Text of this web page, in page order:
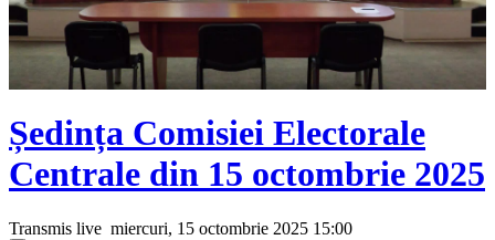
Video
Ședința Comisiei Electorale
Centrale din 15 octombrie 2025
Transmis live miercuri, 15 octombrie 2025 15:00